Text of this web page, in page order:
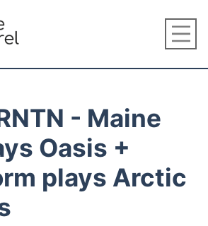
- Maine
Oasis +
plays Arctic